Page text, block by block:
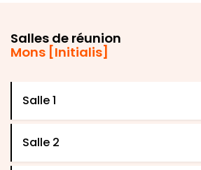
Salles de réunion
Mons [Initialis]
Salle 1
Salle 2